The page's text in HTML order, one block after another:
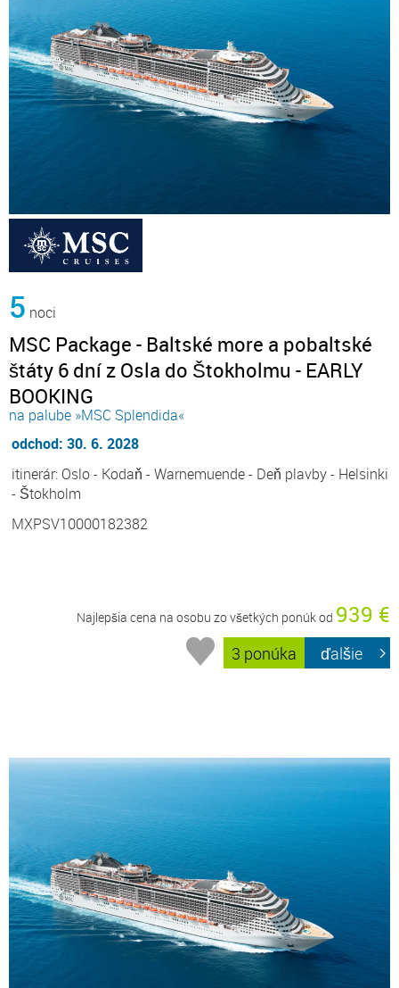
5 noci
MSC Package - Baltské more a pobaltské
štáty 6 dní z Osla do Štokholmu - EARLY
BOOKING
na palube »MSC Splendida«
odchod: 30. 6. 2028
itinerár: Oslo - Kodaň - Warnemuende - Deň plavby - Helsinki
- Štokholm
MXPSV10000182382
Najlepšia cena na osobu zo všetkých ponúk od 939 €
3 ponúka ďalšie